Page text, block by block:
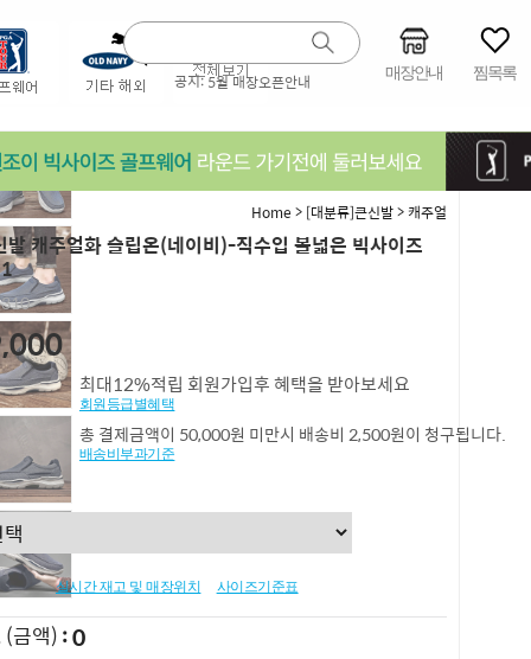
공지:5월 매장오픈안내 매장안내 찜목록
Home> [대분류]큰신발> 캐주얼
발 캐주얼화 슬립온(네이비)-직수입 볼넓은 빅사이즈
최대12%적립 회원가입후 혜택을 받아보세요
회원등급별혜택
총 결제금액이 50,000원 미만시 배송비 2,500원이 청구됩니다.
배송비부과기준
실시간 재고 및 매장위치 사이즈기준표
(금액) 0